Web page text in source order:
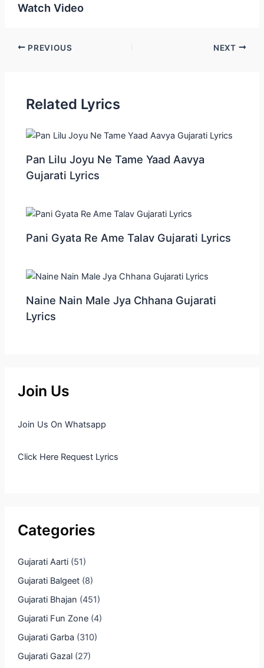
Watch Video
Post
PREVIOUS NEXT
Related Lyrics
Pan Lilu Joyu Ne Tame Yaad Aavya
Gujarati Lyrics
Pani Gyata Re Ame Talav Gujarati Lyrics
Naine Nain Male Jya Chhana Gujarati
Lyrics
Join Us
Join Us On Whatsapp
Click Here Request Lyrics
Categories
Gujarati Aarti(51)
Gujarati Balgeet(8)
Gujarati Bhajan (451)
Gujarati Fun Zone(4)
Gujarati Garba (310)
Gujarati Gazal(27)